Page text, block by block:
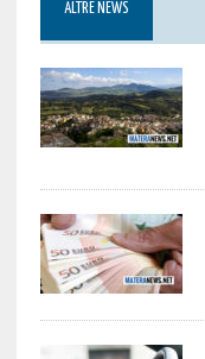
ALTRE NEWS